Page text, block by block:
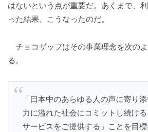
はないという点が重要だ。あくまで、
った結果、こうなったのだ。
チョコザップはその事業理念を次の
る。
「日本中のあらゆる人の声に寄り
力に溢れた社会にコミットし続け
サービスをご提供する」ことを目